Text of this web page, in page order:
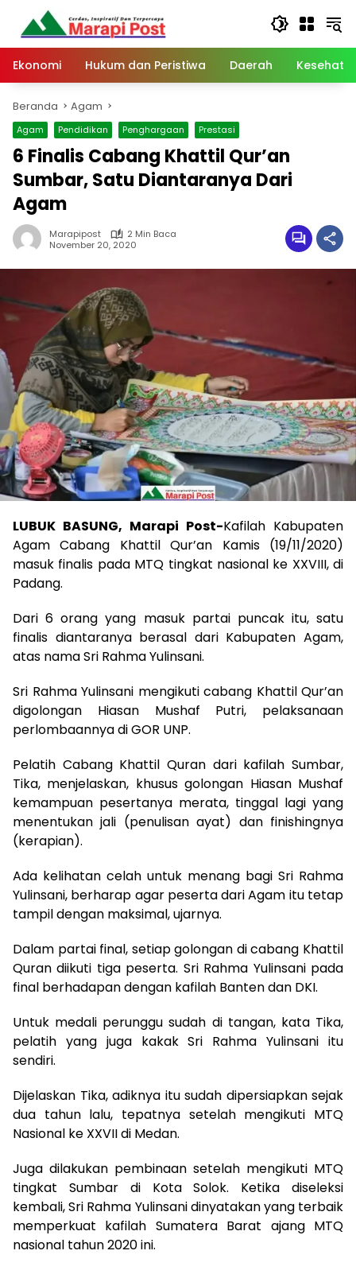
Langsung
konten
Ekonomi
Hukum dan Peristiwa Daerah
Beranda Agam
Agam Pendidikan Penghargaan Prestasi
6 Finalis Cabang Khattil Qur’an
Sumbar, Satu Diantaranya Dari
Agam
Marapipost
2 Min Baca
November 20, 2020
LUBUK BASUNG, Marapi Post-Kafilah Kabupaten
Agam Cabang Khattil Qur’an Kamis (19/11/2020)
masuk finalis pada MTQ tingkat nasional ke XXVIII, di
Padang.
Dari 6 orang yang masuk partai puncak itu, satu
finalis diantaranya berasal dari Kabupaten Agam,
atas nama Sri Rahma Yulinsani.
Sri Rahma Yulinsani mengikuti cabang Khattil Qur’an
digolongan Hiasan Mushaf Putri, pelaksanaan
perlombaannya di GOR UNP.
Pelatih Cabang Khattil Quran dari kafilah Sumbar,
Tika, menjelaskan, khusus golongan Hiasan Mushaf
kemampuan pesertanya merata, tinggal lagi yang
menentukan jali (penulisan ayat) dan finishingnya
(kerapian).
Ada kelihatan celah untuk menang bagi Sri Rahma
Yulinsani, berharap agar peserta dari Agam itu tetap
tampil dengan maksimal, ujarnya.
Dalam partai final, setiap golongan di cabang Khattil
Quran diikuti tiga peserta. Sri Rahma Yulinsani pada
final berhadapan dengan kafilah Banten dan DKI.
Untuk medali perunggu sudah di tangan, kata Tika,
pelatih yang juga kakak Sri Rahma Yulinsani itu
sendiri.
Dijelaskan Tika, adiknya itu sudah dipersiapkan sejak
dua tahun lalu, tepatnya setelah mengikuti MTQ
Nasional ke XXVII di Medan.
Juga dilakukan pembinaan setelah mengikuti MTQ
tingkat Sumbar di Kota Solok. Ketika diseleksi
kembali, Sri Rahma Yulinsani dinyatakan yang terbaik
memperkuat kafilah Sumatera Barat ajang MTQ
nasional tahun 2020 ini.